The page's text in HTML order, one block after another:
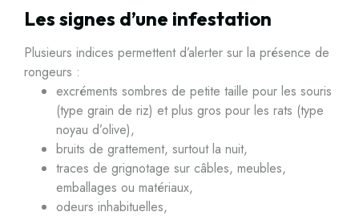
Les signes d’une infestation
Plusieurs indices permettent d’alerter sur la présence de
rongeurs :
excréments sombres de petite taille pour les souris
(type grain de riz) et plus gros pour les rats (type
noyau d’olive),
bruits de grattement, surtout la nuit,
traces de grignotage sur câbles, meubles,
emballages ou matériaux,
odeurs inhabituelles,